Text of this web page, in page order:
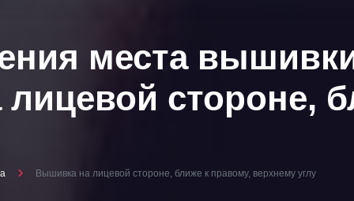
места
стороне,
Вышивка на лицевой стороне, ближе к правому, верхнему углу